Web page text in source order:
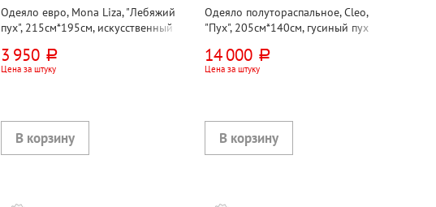
Одеяло евро, Mona Liza, "Лебяжий
пух", 215см*195см, искусственный
3 950 руб.
Цена за штуку
Одеяло полутораспальное, Cleo,
"Пух", 205см*140см, гусиный пух
14 000 руб.
Цена за штуку